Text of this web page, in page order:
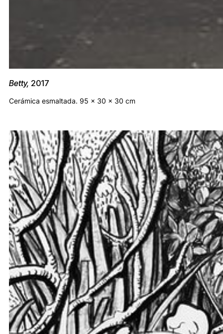
Betty, 2017
Cerámica esmaltada. 95 x 30 x 30 cm